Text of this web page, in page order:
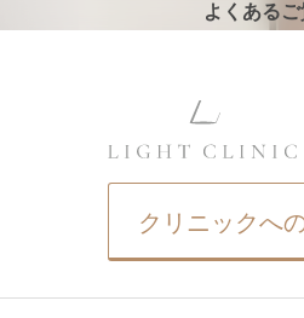
よくあるご
クリニックへ